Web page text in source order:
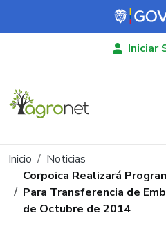
Pasar al contenido principal
Iniciar
Ruta de navegación
Inicio
Noticias
Corpoica Realizará
Para Transferencia de
de Octubre de 2014